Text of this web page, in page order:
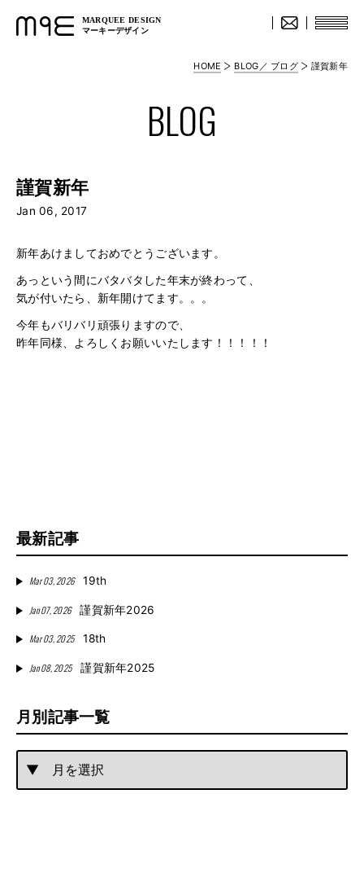
MARQUEE DESIGN
マーキーデザイン
HOME BLOG／ ブログ 謹賀新年
BLOG
謹賀新年
Jan 06, 2017
新年あけましておめでとうございます。
あっという間にバタバタした年末が終わって、
気が付いたら、新年開けてます。。。
今年もバリバリ頑張りますので、
昨年同様、よろしくお願いいたします！！！！！
最新記事
Mar 03, 2026 19th
Jan 07, 2026 謹賀新年2026
Mar 03, 2025 18th
Jan 08, 2025 謹賀新年2025
月別記事一覧